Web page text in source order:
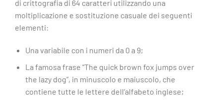
di crittografia di 64 caratteri utilizzando una
moltiplicazione e sostituzione casuale dei seguenti
elementi:
Una variabile con i numeri da 0 a 9;
La famosa frase “The quick brown fox jumps over
the lazy dog”, in minuscolo e maiuscolo, che
contiene tutte le lettere dell’alfabeto inglese;